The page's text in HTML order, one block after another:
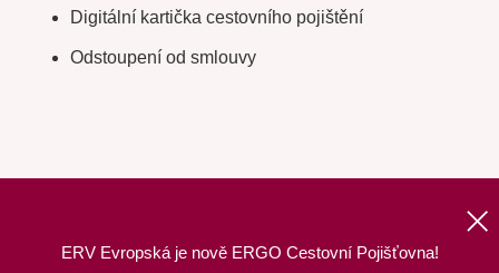
ERV Evropská je nově ERGO Cestovní Pojišťovna!
Digitální kartička cestovního pojištění
Odstoupení od smlouvy